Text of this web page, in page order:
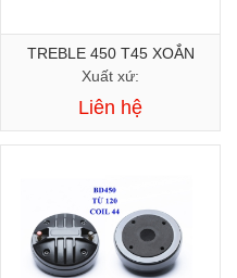
TREBLE 450 T45 XOẮN
Xuất xứ:
Liên hệ